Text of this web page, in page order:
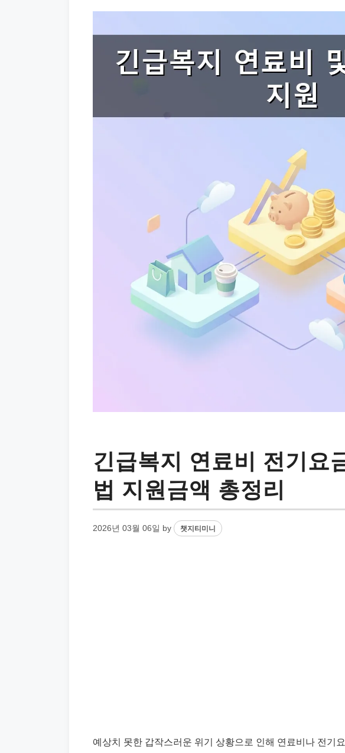
긴급복지 연료비 전기요
법 지원금액 총정리
2026년 03월 06일 by 챗지티미니
예상치 못한 갑작스러운 위기 상황으로 인해 연료비나 전기